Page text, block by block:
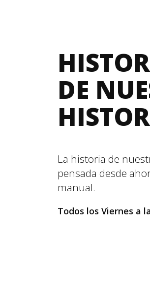
DE
La historia de
pensada desde
manual.
Todos los Viernes a